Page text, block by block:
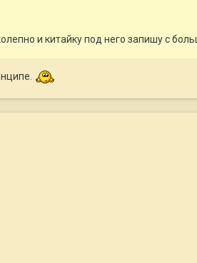
и китайку под него запишу с